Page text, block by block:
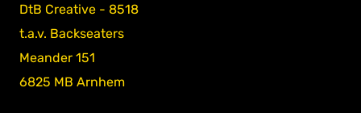
DtB Creative - 8518
t.a.v. Backseaters
Meander 151
6825 MB Arnhem